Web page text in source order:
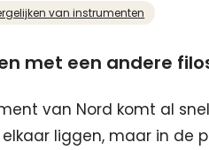
van instrumenten
met een andere
van Nord komt al
liggen, maar in de